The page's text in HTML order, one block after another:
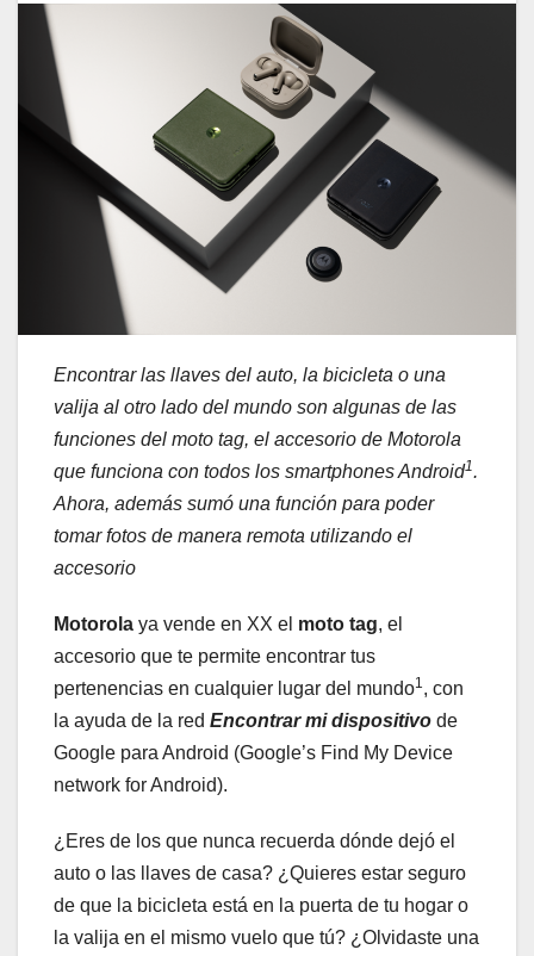
Encontrar las llaves del auto, la bicicleta o una
valija al otro lado del mundo son algunas de las
funciones del moto tag, el accesorio de Motorola
que funciona con todos los smartphones Android1.
Ahora, además sumó una función para poder
tomar fotos de manera remota utilizando el
accesorio
Motorola ya vende en XX el moto tag, el
accesorio que te permite encontrar tus
pertenencias en cualquier lugar del mundo1, con
la ayuda de la red Encontrar mi dispositivo de
Google para Android (Google’s Find My Device
network for Android).
¿Eres de los que nunca recuerda dónde dejó el
auto o las llaves de casa? ¿Quieres estar seguro
de que la bicicleta está en la puerta de tu hogar o
la valija en el mismo vuelo que tú? ¿Olvidaste una